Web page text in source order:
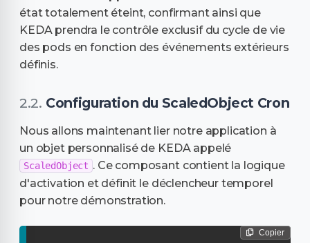
état totalement éteint, confirmant ainsi que
KEDA prendra le contrôle exclusif du cycle de vie
des pods en fonction des événements extérieurs
définis.
Configuration du ScaledObject Cron
Nous allons maintenant lier notre application à
un objet personnalisé de KEDA appelé
ScaledObject . Ce composant contient la logique
d'activation et définit le déclencheur temporel
pour notre démonstration.
Copier